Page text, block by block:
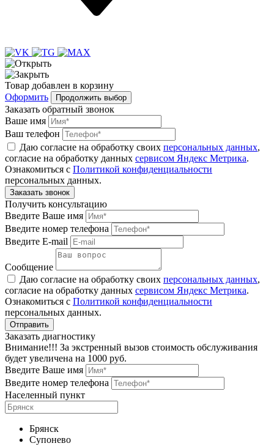
Товар добавлен в корзину
Оформить
Продолжить выбор
Заказать обратный звонок
Ваше имя
Ваш телефон
Даю согласие на обработку своих персональных данных,
согласие на обработку данных сервисом Яндекс Метрика.
Ознакомиться с Политикой конфиденциальности
персональных данных.
Получить консультацию
Введите Ваше имя
Введите номер телефона
Введите E-mail
Сообщение
Даю согласие на обработку своих персональных данных,
согласие на обработку данных сервисом Яндекс Метрика.
Ознакомиться с Политикой конфиденциальности
персональных данных.
Заказать диагностику
Внимание!!! За экстренный вызов стоимость обслуживания
будет увеличена на 1000 руб.
Введите Ваше имя
Введите номер телефона
Населенный пункт
Брянск
Супонево